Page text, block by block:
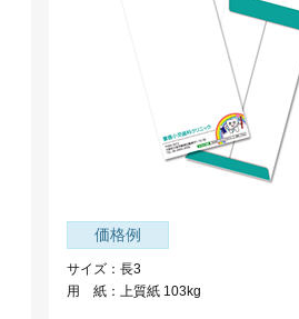
価格例
サイズ：長3
用 紙：上質紙 103kg